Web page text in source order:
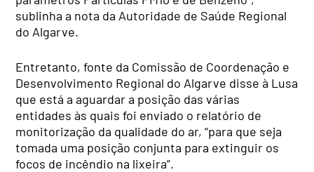
sublinha a nota da Autoridade de Saúde Regional
do Algarve.
Entretanto, fonte da Comissão de Coordenação e
Desenvolvimento Regional do Algarve disse à Lusa
que está a aguardar a posição das várias
entidades às quais foi enviado o relatório de
monitorização da qualidade do ar, “para que seja
tomada uma posição conjunta para extinguir os
focos de incêndio na lixeira”.